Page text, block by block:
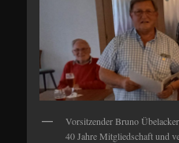
Vorsitzender Bruno
40 Jahre Mitgliedschaft und